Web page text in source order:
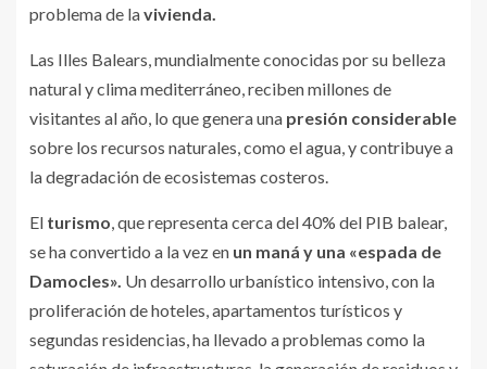
problema de lavivienda.
Las Illes Balears, mundialmente conocidas por su belleza
natural y clima mediterráneo, reciben millones de
visitantes al año, lo que genera una presión considerable
sobre los recursos naturales, como el agua, y contribuye a
la degradación de ecosistemas costeros.
El turismo, que representa cerca del 40% del PIB balear,
se ha convertido a la vez en un maná y una «espada de
Damocles». Un desarrollo urbanístico intensivo, con la
proliferación de hoteles, apartamentos turísticos y
segundas residencias, ha llevado a problemas como la